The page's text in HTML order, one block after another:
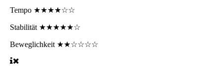
Tempo ★★★★☆☆
Stabilität ★★★★★☆
Beweglichkeit ★★☆☆☆☆